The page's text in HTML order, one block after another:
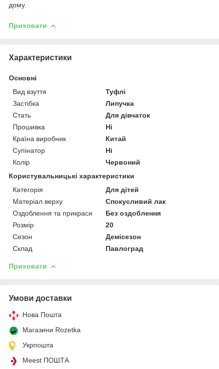
дому.
Приховати
Характеристики
Основні
Вид взуття
Туфлі
Застібка
Липучка
Стать
Для дівчаток
Прошивка
Ні
Країна виробник
Китай
Супінатор
Ні
Колір
Червоний
Користувальницькі характеристики
Категорія
Для дітей
Матеріал верху
Спокусливий лак
Оздоблення та прикраси
Без оздоблення
Розмір
20
Сезон
Демісезон
Склад
Павлоград
Приховати
Умови доставки
Нова Пошта
Магазини Rozetka
Укрпошта
Meest ПОШТА